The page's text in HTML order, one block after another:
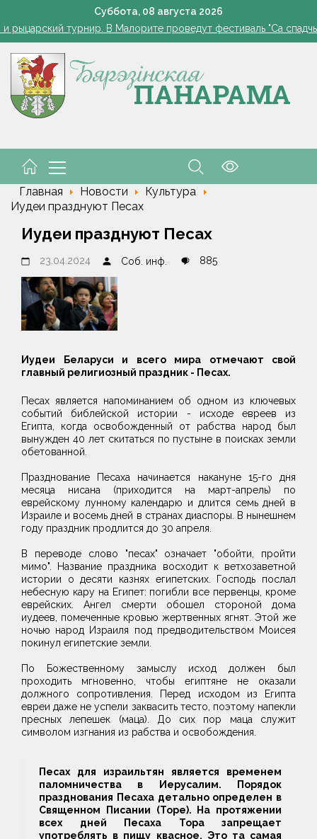
Суббота, 08 августа 2026
Как часто нужно измерять сахар в крови, рассказала
рыцарский турнир. В Малорите проведут фестиваль "Са
Одна ночь - и грядки чистые: ловушка для слизней из яичных
в Беларуси в выходные: местами кратковременные дожди,
Как часто нужно измерять сахар в крови, рассказала
Главная Новости
Культура
Иудеи празднуют Песах
Иудеи празднуют Песах
23.04.2024 Соб. инф. 885
Иудеи Беларуси и всего мира отмечают свой
главный религиозный праздник - Песах.
Песах является напоминанием об одном из ключевых
событий библейской истории - исходе евреев из
Египта, когда освобожденный от рабства народ был
вынужден 40 лет скитаться по пустыне в поисках земли
обетованной.
Празднование Песаха начинается накануне 15-го дня
месяца нисана (приходится на март-апрель) по
еврейскому лунному календарю и длится семь дней в
Израиле и восемь дней в странах диаспоры. В нынешнем
году праздник продлится до 30 апреля.
В переводе слово "песах" означает "обойти, пройти
мимо". Название праздника восходит к ветхозаветной
истории о десяти казнях египетских. Господь послал
небесную кару на Египет: погибли все первенцы, кроме
еврейских. Ангел смерти обошел стороной дома
иудеев, помеченные кровью жертвенных ягнят. Этой же
ночью народ Израиля под предводительством Моисея
покинул египетские земли.
По Божественному замыслу исход должен был
проходить мгновенно, чтобы египтяне не оказали
должного сопротивления. Перед исходом из Египта
евреи даже не успели заквасить тесто, поэтому напекли
пресных лепешек (маца). До сих пор маца служит
символом изгнания из рабства и освобождения.
Песах для израильтян является временем
паломничества в Иерусалим. Порядок
празднования Песаха детально определен в
Священном Писании (Торе). На протяжении
всех дней Песаха Тора запрещает
употреблять в пищу квасное. Это та самая